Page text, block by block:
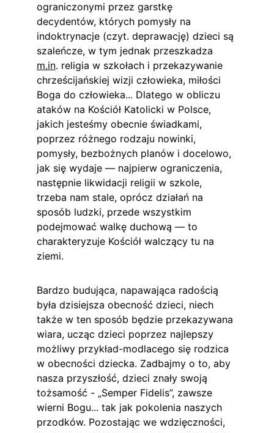
ograniczonymi przez garstkę
decydentów, których pomysły na
indoktrynacje (czyt. deprawację) dzieci są
szaleńcze, w tym jednak przeszkadza
m.in. religia w szkołach i przekazywanie
chrześcijańskiej wizji człowieka, miłości
Boga do człowieka... Dlatego w obliczu
ataków na Kościół Katolicki w Polsce,
jakich jesteśmy obecnie świadkami,
poprzez różnego rodzaju nowinki,
pomysły, bezbożnych planów i docelowo,
jak się wydaje — najpierw ograniczenia,
następnie likwidacji religii w szkole,
trzeba nam stale, oprócz działań na
sposób ludzki, przede wszystkim
podejmować walkę duchową — to
charakteryzuje Kościół walczący tu na
ziemi.
Bardzo budująca, napawająca radością
była dzisiejsza obecność dzieci, niech
także w ten sposób będzie przekazywana
wiara, ucząc dzieci poprzez najlepszy
możliwy przykład-modlacego się rodzica
w obecności dziecka. Zadbajmy o to, aby
nasza przyszłość, dzieci znały swoją
tożsamość - „Semper Fidelis”, zawsze
wierni Bogu... tak jak pokolenia naszych
przodków. Pozostając we wdzięczności,